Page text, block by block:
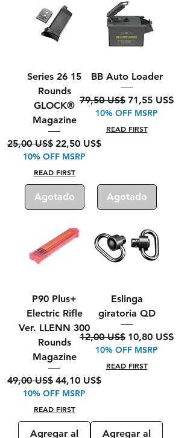
Series 26 15
Rounds
GLOCK®
Magazine
Precio
25,00 US$ Precio de oferta
22,50 US$
10% OFF MSRP
READ FIRST
Agotado
BB Auto Loader
Precio
79,50 US$ Precio de
71,55 US$
10% OFF MSRP
READ FIRST
Agotado
P90 Plus+
Electric Rifle
Ver. LLENN 300
Rounds
Magazine
Precio
49,00 US$ Precio de oferta
44,10 US$
10% OFF MSRP
READ FIRST
Agregar al
Eslinga
giratoria QD
Precio
12,00 US$ Precio de
10,80 US$
10% OFF MSRP
READ FIRST
Agregar al